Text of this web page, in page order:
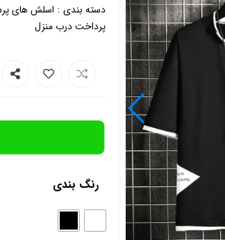
دسته بندی : اسلش های
پرداخت درب منزل
رنگ بندی